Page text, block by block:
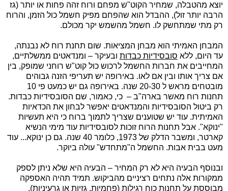
יוצא מהטבלה, שמחיר הקוט"ש מפחם ורוח זהה פחות או יותר (גז
הרבה יותר זול), ההבדל הוא שהפחם מפיק חשמל כול הזמן, והרוח
רק מתי שמתחשק לו. חשמל מהשמש יקר מכולם.
המבחן האמיתי הוא מבחן המציאות. שום תחנת רוח לא נבנתה,
עד היום, ללא סובסידיות כבדות ובעיקר – ומנדאטים ממשלתיים,
המחייבים את חברות החשמל לרכוש כול קוט"ש רוחני שמופק, בין
אם צריך אותו ובין אם לאו. באירופה יש תעריפי הזנה גבוהים
מובטחים מראש ל 20-30 שנה. באירופה גם יש כמעט פי 10
תחנות רוח מאשר בארה"ב – כי, כאמור, שם הסובסידיות כבדות.
רק ביטול הסובסידיות והמנדאטים יאפשר לבחון את הכדאיות
האמיתית. עוד יש שטוענים שצריך לתמוך ברוח כי היא תעשיות
"ינוקא". אבל תחנות הרוח זוכות לסובסידיות עוד מימי הנשיא
קארטר, ומשבר הדלק של 1973, כלומר 40 שנה. גם כן ינוקא... עוד
מעט בבית אבות. החשמל ה"מתחדש" עולה ביוקר.
ובנוסף הבעיה היא לא רק המחיר – הבעיה היא שלא ניתן לספק
ממקורות אלה נתחים רציניים מהביקוש. תמיד תהיה האספקה
מבוססת על תחנות כוח רגילות (פחמיות, גזיות או גרעיניות),